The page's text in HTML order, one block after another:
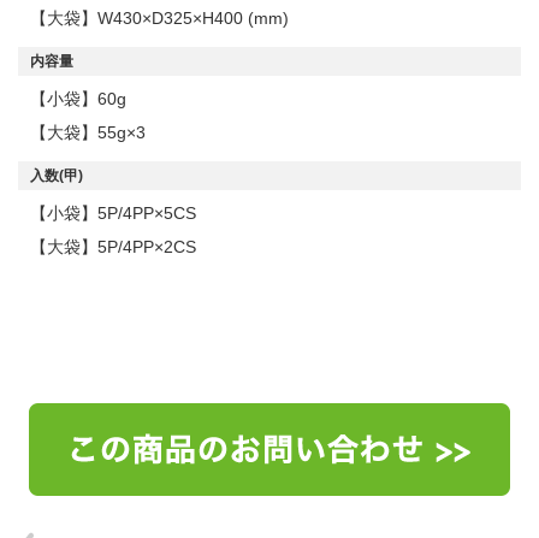
【大袋】W430×D325×H400 (mm)
内容量
【小袋】60g
【大袋】55g×3
入数(甲)
【小袋】5P/4PP×5CS
【大袋】5P/4PP×2CS